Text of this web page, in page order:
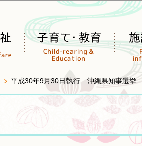
平成30年9月30日執行 沖縄県知事選挙